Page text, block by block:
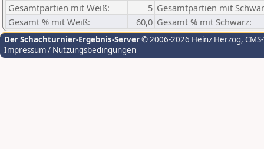
Gesamtpartien mit Weiß:
5 Gesamtpartien mit
Gesamt % mit Weiß:
60,0 Gesamt % mit Schwarz:
Der Schachturnier-Ergebnis-Server© 2006-2026 Heinz Herzog,
Impressum / Nutzungsbedingungen